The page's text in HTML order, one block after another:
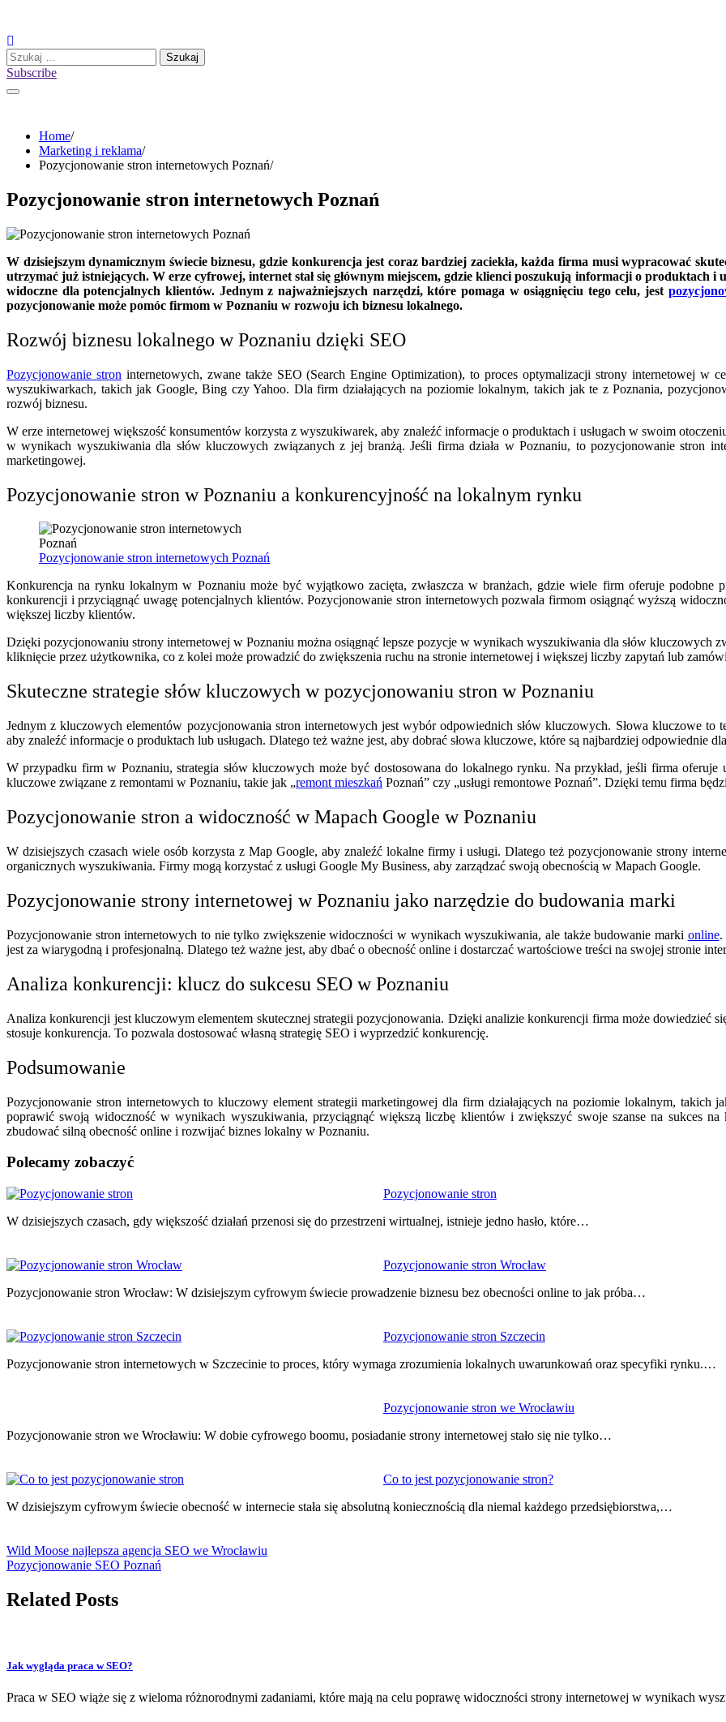
content
Szukaj:
Subscribe
Home
Marketing i reklama
Pozycjonowanie stron internetowych Poznań
Pozycjonowanie stron internetowych Poznań
W dzisiejszym dynamicznym świecie biznesu, gdzie konkurencja jest coraz bardziej zaciekła, każda firma musi wypracować
utrzymać już istniejących. W erze cyfrowej, internet stał się głównym miejscem, gdzie klienci poszukują informacji o produktach i
widoczne dla potencjalnych klientów. Jednym z najważniejszych narzędzi, które pomaga w osiągnięciu tego celu, jest
pozycjonowanie może pomóc firmom w Poznaniu w rozwoju ich biznesu lokalnego.
Rozwój biznesu lokalnego w Poznaniu dzięki SEO
Pozycjonowanie stron internetowych, zwane także SEO (Search Engine Optimization), to proces optymalizacji strony internetowej
wyszukiwarkach, takich jak Google, Bing czy Yahoo. Dla firm działających na poziomie lokalnym, takich jak te z Poznania,
rozwój biznesu.
W erze internetowej większość konsumentów korzysta z wyszukiwarek, aby znaleźć informacje o produktach i usługach w swoim
w wynikach wyszukiwania dla słów kluczowych związanych z jej branżą. Jeśli firma działa w Poznaniu, to pozycjonowanie stron
marketingowej.
Pozycjonowanie stron w Poznaniu a konkurencyjność na lokalnym rynku
Pozycjonowanie stron internetowych Poznań
Konkurencja na rynku lokalnym w Poznaniu może być wyjątkowo zacięta, zwłaszcza w branżach, gdzie wiele firm oferuje podobne
konkurencji i przyciągnąć uwagę potencjalnych klientów. Pozycjonowanie stron internetowych pozwala firmom osiągnąć wyższą
większej liczby klientów.
Dzięki pozycjonowaniu strony internetowej w Poznaniu można osiągnąć lepsze pozycje w wynikach wyszukiwania dla słów kluczowych
kliknięcie przez użytkownika, co z kolei może prowadzić do zwiększenia ruchu na stronie internetowej i większej liczby zapytań lub
Skuteczne strategie słów kluczowych w pozycjonowaniu stron w Poznaniu
Jednym z kluczowych elementów pozycjonowania stron internetowych jest wybór odpowiednich słów kluczowych. Słowa kluczowe
aby znaleźć informacje o produktach lub usługach. Dlatego też ważne jest, aby dobrać słowa kluczowe, które są najbardziej odpowiednie
W przypadku firm w Poznaniu, strategia słów kluczowych może być dostosowana do lokalnego rynku. Na przykład, jeśli firma oferuje
kluczowe związane z remontami w Poznaniu, takie jak „remont mieszkań Poznań” czy „usługi remontowe Poznań”. Dzięki temu firma
Pozycjonowanie stron a widoczność w Mapach Google w Poznaniu
W dzisiejszych czasach wiele osób korzysta z Map Google, aby znaleźć lokalne firmy i usługi. Dlatego też pozycjonowanie strony
organicznych wyszukiwania. Firmy mogą korzystać z usługi Google My Business, aby zarządzać swoją obecnością w Mapach Google.
Pozycjonowanie strony internetowej w Poznaniu jako narzędzie do budowania marki
Pozycjonowanie stron internetowych to nie tylko zwiększenie widoczności w wynikach wyszukiwania, ale także budowanie marki online.
jest za wiarygodną i profesjonalną. Dlatego też ważne jest, aby dbać o obecność online i dostarczać wartościowe treści na swojej stronie
Analiza konkurencji: klucz do sukcesu SEO w Poznaniu
Analiza konkurencji jest kluczowym elementem skutecznej strategii pozycjonowania. Dzięki analizie konkurencji firma może dowiedzieć
stosuje konkurencja. To pozwala dostosować własną strategię SEO i wyprzedzić konkurencję.
Podsumowanie
Pozycjonowanie stron internetowych to kluczowy element strategii marketingowej dla firm działających na poziomie lokalnym,
poprawić swoją widoczność w wynikach wyszukiwania, przyciągnąć większą liczbę klientów i zwiększyć swoje szanse na sukces
zbudować silną obecność online i rozwijać biznes lokalny w Poznaniu.
Polecamy zobaczyć
Pozycjonowanie stron
W dzisiejszych czasach, gdy większość działań przenosi się do przestrzeni wirtualnej, istnieje jedno hasło, które…
Pozycjonowanie stron Wrocław
Pozycjonowanie stron Wrocław: W dzisiejszym cyfrowym świecie prowadzenie biznesu bez obecności online to jak próba…
Pozycjonowanie stron Szczecin
Pozycjonowanie stron internetowych w Szczecinie to proces, który wymaga zrozumienia lokalnych uwarunkowań oraz specyfiki rynku.…
Pozycjonowanie stron we Wrocławiu
Pozycjonowanie stron we Wrocławiu: W dobie cyfrowego boomu, posiadanie strony internetowej stało się nie tylko…
Co to jest pozycjonowanie stron?
W dzisiejszym cyfrowym świecie obecność w internecie stała się absolutną koniecznością dla niemal każdego przedsiębiorstwa,…
Nawigacja
wpisu
Wild Moose najlepsza agencja SEO we Wrocławiu
Pozycjonowanie SEO Poznań
Related Posts
Jak wygląda praca w SEO?
Praca w SEO wiąże się z wieloma różnorodnymi zadaniami, które mają na celu poprawę widoczności strony internetowej w wynikach